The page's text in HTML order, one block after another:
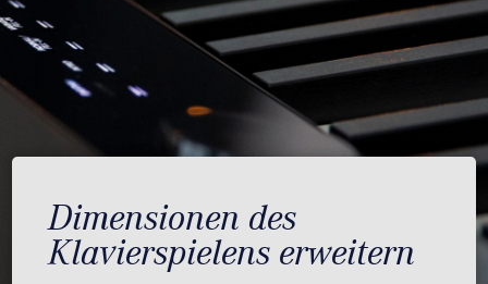
Dimensionen des
Klavierspielens erweitern